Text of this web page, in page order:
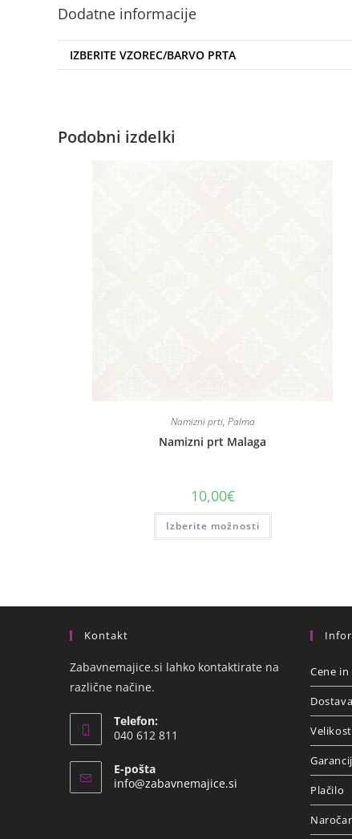
Dodatne informacije
IZBERITE VZOREC/BARVO PRTA
Podobni izdelki
Namizni prti, Palma
Namizni prt Malaga
10,00€
Izberite možnosti
Kontakt
Zabavnemajice.si lahko kontaktirate na
različne načine.
Telefon:
040 612 811
E-pošta
info@zabavnemajice.si
Cene
Dostava
Plačilo